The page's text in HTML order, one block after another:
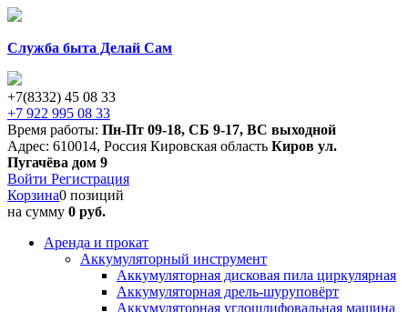
Служба быта Делай Сам
+7(8332) 45 08 33
+7 922 995 08 33
Время работы: Пн-Пт 09-18, СБ 9-17, ВС выходной
Адрес: 610014, Россия Кировская область Киров ул.
Пугачёва дом 9
Войти Регистрация
Корзина0 позиций
на сумму 0 руб.
Аренда и прокат
Аккумуляторный инструмент
Аккумуляторная дисковая пила циркулярная
Аккумуляторная дрель-шуруповёрт
Аккумуляторная углошлифовальная машина